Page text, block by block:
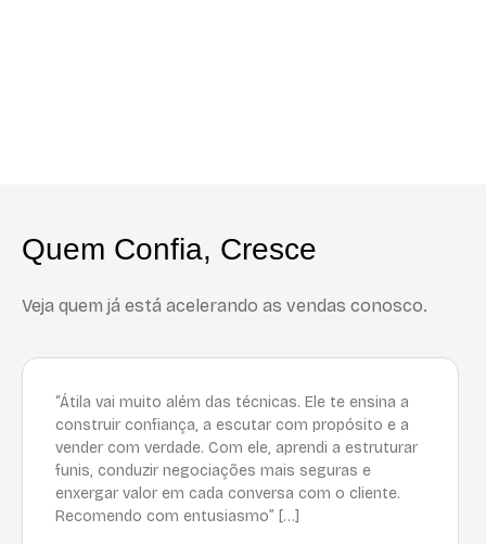
Quem Confia, Cresce
Veja quem já está acelerando as vendas conosco.
“Átila vai muito além das técnicas. Ele te ensina a
construir confiança, a escutar com propósito e a
vender com verdade. Com ele, aprendi a estruturar
funis, conduzir negociações mais seguras e
enxergar valor em cada conversa com o cliente.
Recomendo com entusiasmo” […]